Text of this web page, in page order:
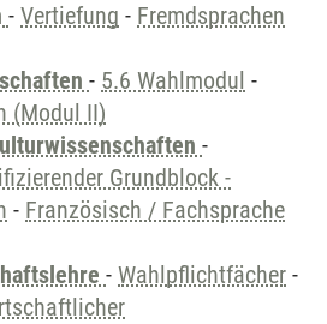
- Vertiefung - Fremdsprachen
- 5.6 Wahlmodul -
(Modul II)
-
Grundblock -
- Französisch / Fachsprache
- Wahlpflichtfächer -